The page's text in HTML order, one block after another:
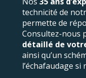
technicité de
permette de
Consultez-nous
détaillé de
ainsi qu’un
l’échafaudage si